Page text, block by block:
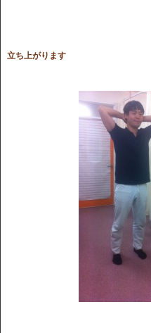
立ち上がります